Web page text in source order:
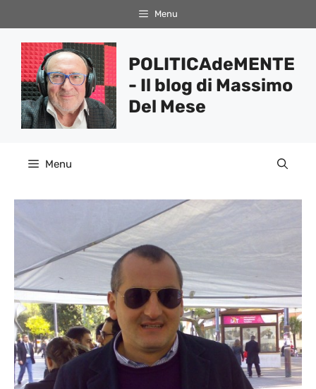
al
contenuto
Menu
POLITICAdeMENTE
- Il blog di Massimo
Del Mese
Menu